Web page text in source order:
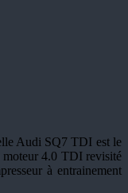
Audi SQ7 TDI est le
moteur 4.0 TDI revisité
à entrainement